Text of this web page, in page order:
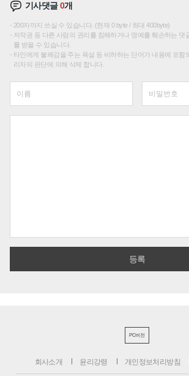
기사댓글0개
200자까지 쓰실 수 있습니다. (현재 0 byte / 최대 400byte)
저작권 등 다른 사람의 권리를 침해하거나 명예를 훼손하는 댓
를 받을 수 있습니다.
타인에게 불쾌감을 주는 욕설 등 비하하는 단어가 내용에 포함
리자의 판단에 의해 삭제 합니다.
PC버전
회사소개 윤리강령 개인정보처리방침